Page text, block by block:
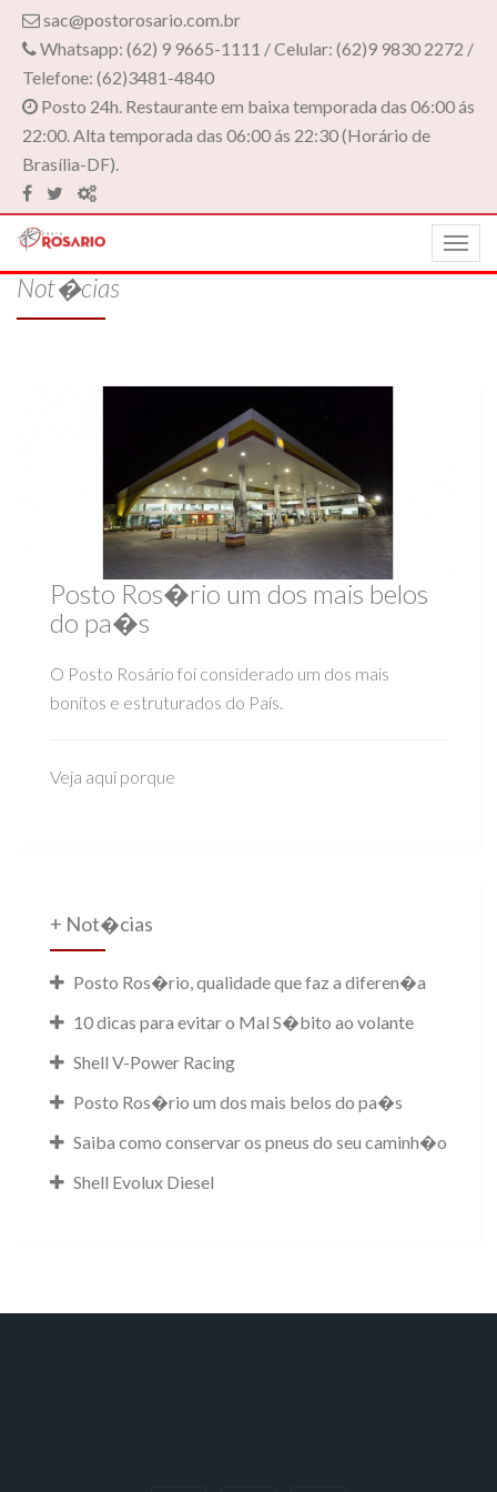
sac@postorosario.com.br
Whatsapp: (62) 9 9665-1111 / Celular: (62)9 9830 2272 /
Telefone: (62)3481-4840
Posto 24h. Restaurante em baixa temporada das 06:00 ás
22:00. Alta temporada das 06:00 ás 22:30 (Horário de
Brasília-DF).
Not�cias
Posto Ros�rio um dos mais belos
do pa�s
O Posto Rosário foi considerado um dos mais
bonitos e estruturados do País.
Veja aqui porque
+ Not�cias
Posto Ros�rio,qualidade que faz a diferen�a
10 dicas para evitar o Mal S�bito ao volante
Shell V-Power Racing
Posto Ros�rio um dos mais belos do pa�s
Saiba como conservar os pneus do seu caminh�o
Shell Evolux Diesel